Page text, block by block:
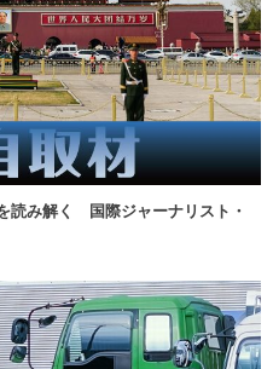
読み解く 国際ジャーナリスト・